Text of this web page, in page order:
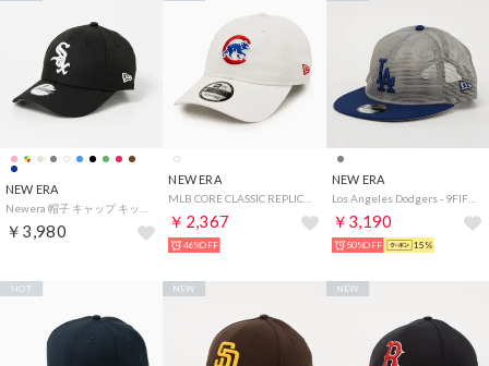
NEW ERA
￥3,980
NEW ERA
￥2,367
46%OFF
NEW ERA
Los Angeles Dodgers - 9FIFTY TRACKER ALL MESH GRAY/DARK ROYAL【14388563】 （ALL MESH GRAY/DARK ROYAL）
￥3,190
50%OFF 15%
HOT NEW NEW